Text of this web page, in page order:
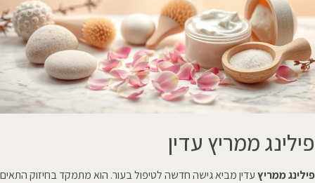
פילינג ממריץ עדין
פילינג ממריץעדין מביא גישה חדשה לטיפול בעור. הוא מתמקד בחיזוק התאים